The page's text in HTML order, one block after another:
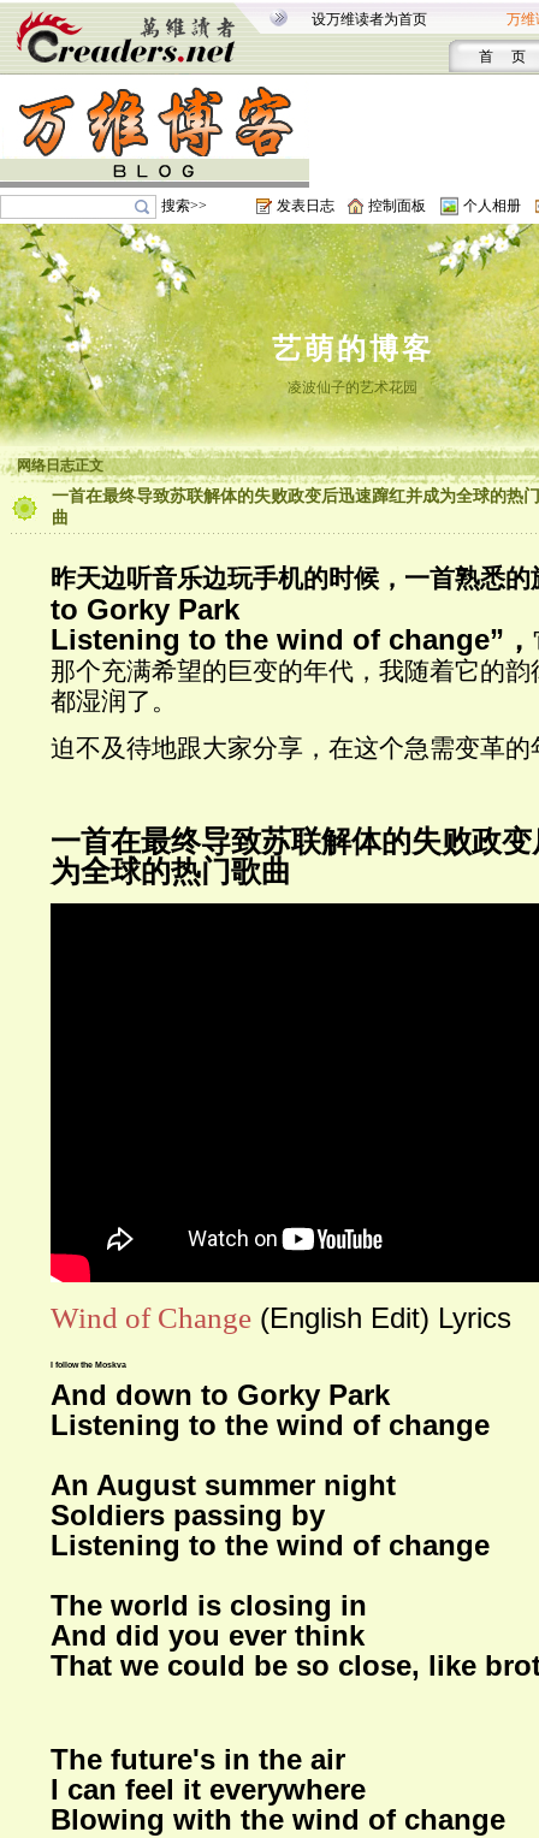
设万维读者为首页 万维
首 页
搜索>> 发表日志 控制面板 个人相册
艺萌的博客
凌波仙子的艺术花园
网络日志正文
一首在最终导致苏联解体的失败政变后迅速蹿红并成为全球的热
曲
昨天边听音乐边玩手机的时候，一首熟悉的
to Gorky Park
Listening to the wind of change”，
那个充满希望的巨变的年代，我随着它的
都湿润了。
迫不及待地跟大家分享，在这个急需变革的
一首在最终导致苏联解体的失败政
为全球的热门歌曲
Wind of Change (English Edit) Lyrics
I follow the Moskva
And down to Gorky Park
Listening to the wind of change
An August summer night
Soldiers passing by
Listening to the wind of change
The world is closing in
And did you ever think
That we could be so close, like
The future's in the air
I can feel it everywhere
Blowing with the wind of change